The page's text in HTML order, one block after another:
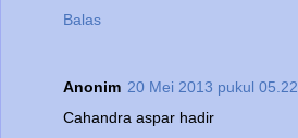
Balas
Anonim 20 Mei 2013 pukul 05.22
Cahandra aspar hadir